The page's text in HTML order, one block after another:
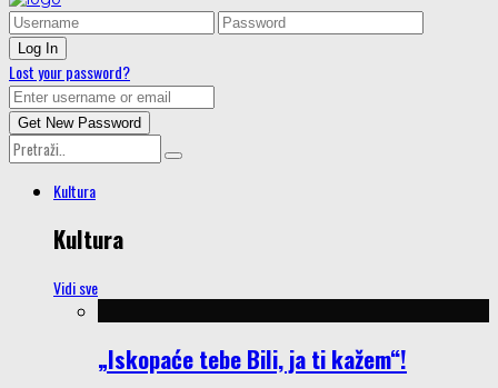
Lost your password?
Kultura
Kultura
Vidi sve
„Iskopaće tebe Bili, ja ti kažem“!